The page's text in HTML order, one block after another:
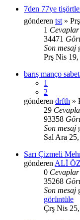
7den 77ye
gönderen tst »
1 Cevaplar
34471
Son mesaj
Prş Nis
barış manço
1
2
gönderen drfth »
29
93358
Son mesaj
Sal Ara
Sarı Çizmeli
gönderen ALİ
0 Cevaplar
35268
Son mesaj
görüntüle
Çrş Nis